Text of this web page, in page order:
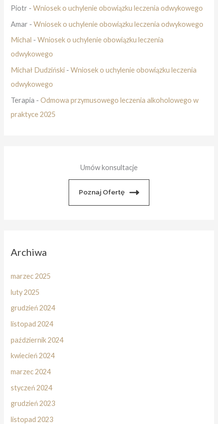
Piotr -Wniosek o uchylenie obowiązku leczenia odwykowego
Amar -Wniosek o uchylenie obowiązku leczenia odwykowego
Michal -Wniosek o uchylenie obowiązku leczenia
odwykowego
Michał Dudziński -Wniosek o uchylenie obowiązku leczenia
odwykowego
Terapia -Odmowa przymusowego leczenia alkoholowego w
praktyce 2025
Umów konsultacje
Poznaj Ofertę
Archiwa
marzec 2025
luty 2025
grudzień 2024
listopad 2024
październik 2024
kwiecień 2024
marzec 2024
styczeń 2024
grudzień 2023
listopad 2023